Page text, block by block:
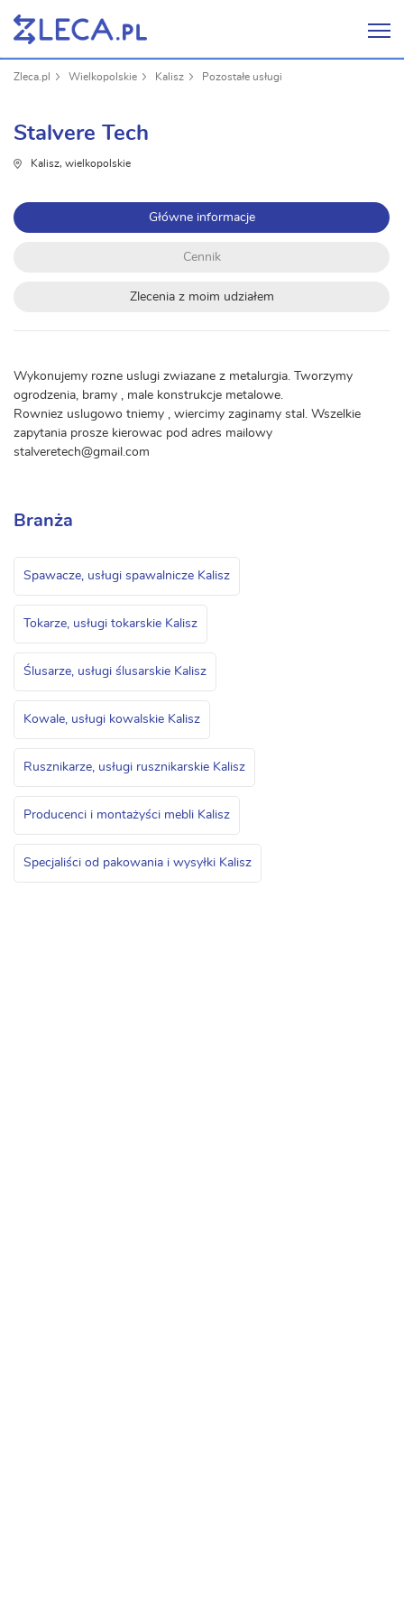
Zleca.pl Wielkopolskie Kalisz Pozostałe usługi
Stalvere Tech
Kalisz, wielkopolskie
Główne informacje
Cennik
Zlecenia z moim udziałem
Wykonujemy rozne uslugi zwiazane z metalurgia. Tworzymy
ogrodzenia, bramy , male konstrukcje metalowe.
Rowniez uslugowo tniemy , wiercimy zaginamy stal. Wszelkie
zapytania prosze kierowac pod adres mailowy
stalveretech@gmail.com
Branża
Spawacze, usługi spawalnicze Kalisz
Tokarze, usługi tokarskie Kalisz
Ślusarze, usługi ślusarskie Kalisz
Kowale, usługi kowalskie Kalisz
Rusznikarze, usługi rusznikarskie Kalisz
Producenci i montażyści mebli Kalisz
Specjaliści od pakowania i wysyłki Kalisz